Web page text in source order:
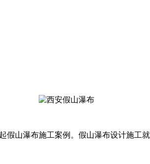
山瀑布施工案例。假山瀑布设计施工